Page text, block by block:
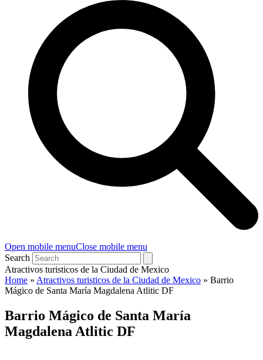
Open mobile menuClose mobile menu
Search
Atractivos turisticos de la Ciudad de Mexico
Home » Atractivos turisticos de la Ciudad de Mexico » Barrio
Mágico de Santa María Magdalena Atlitic DF
Barrio Mágico de Santa María
Magdalena Atlitic DF